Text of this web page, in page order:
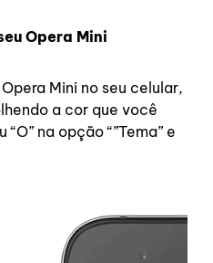
Opera Mini
Mini no seu celular,
a cor que você
na opção “”Tema” e